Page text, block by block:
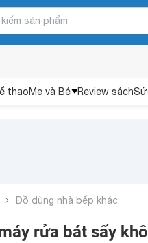
thaoMẹ và Bé Review sách
Đồ dùng nhà bếp khác
rửa bát sấy